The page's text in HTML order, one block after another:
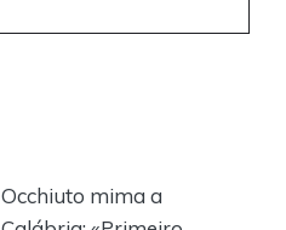
Occhiuto mima a